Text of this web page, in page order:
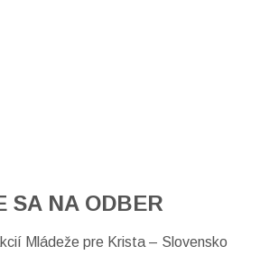
SA NA ODBER
Mládeže pre Krista – Slovensko